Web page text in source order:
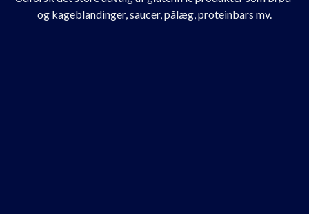
og kageblandinger, saucer, pålæg, proteinbars mv.